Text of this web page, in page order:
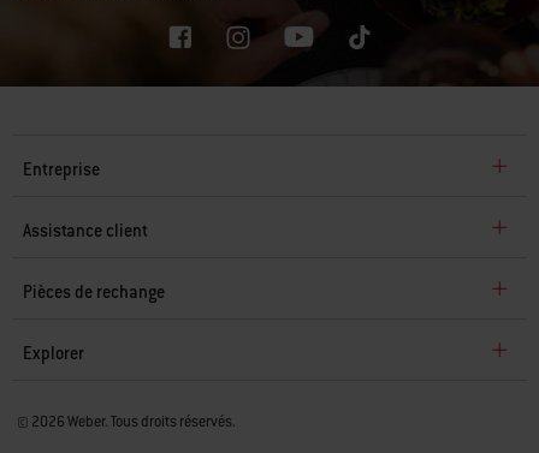
Entreprise
Assistance client
Pièces de rechange
Explorer
© 2026 Weber. Tous droits réservés.